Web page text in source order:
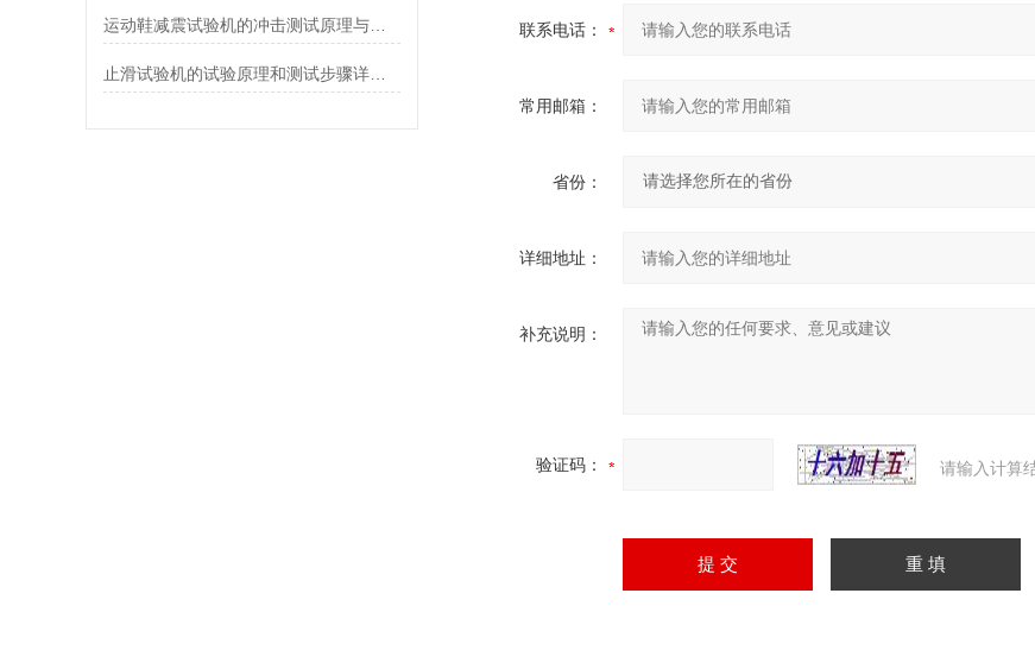
运动鞋减震试验机的冲击测试原理与落锤机构设计
止滑试验机的试验原理和测试步骤详细说明
联系电话：
常用邮箱：
省份：
详细地址：
补充说明：
验证码： 请输入计算